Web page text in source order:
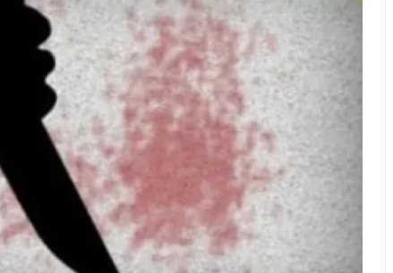
kamu mulai ngerjain sesuatu cuma
buat iseng-iseng, eh ternyata malah
jadi peluang bisnis yang
menguntungkan? ...
Dari Iseng Jadi Cuan: Kisah
TUM_ATUL yang Ubah
Hampers Jadi Bisnis Kece
kenal
Jepang?
sakura ini
mendunia
7 Menu
n
Wajib
Sushi!